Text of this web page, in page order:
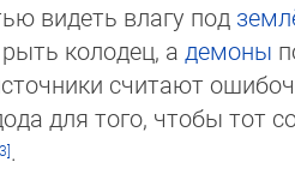
видеть влагу под
колодец, а демоны
считают
для того, чтобы тот
.